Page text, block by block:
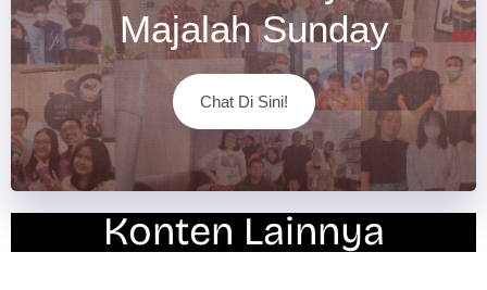
Majalah Sunday
Chat Di Sini!
Konten Lainnya